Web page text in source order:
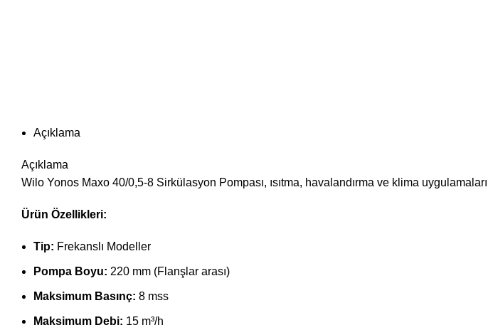
Açıklama
Açıklama
Wilo Yonos Maxo 40/0,5-8 Sirkülasyon Pompası, ısıtma, havalandırma ve klima
Ürün Özellikleri:
Tip: Frekanslı Modeller
Pompa Boyu: 220 mm (Flanşlar arası)
Maksimum Basınç: 8 mss
Maksimum Debi: 15 m³/h